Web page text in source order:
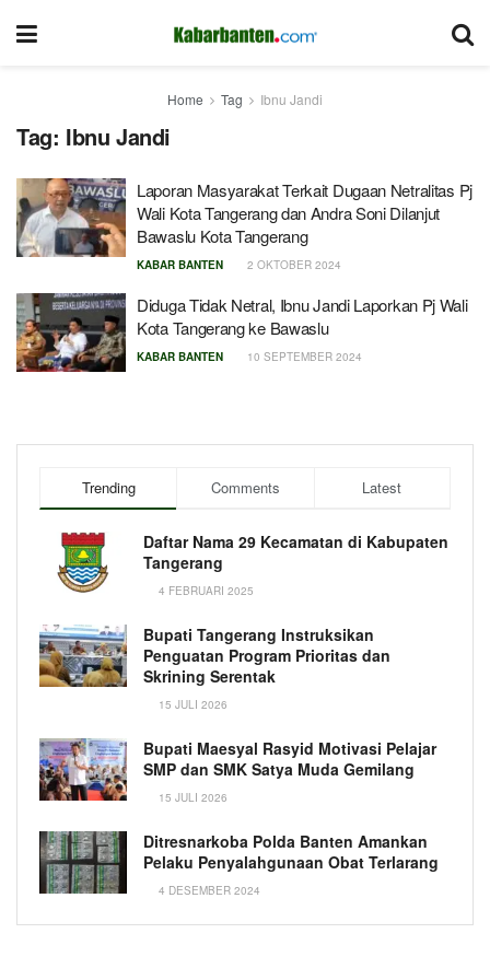
Home Tag Ibnu Jandi
Tag: Ibnu Jandi
Laporan Masyarakat Terkait Dugaan Netralitas Pj
Wali Kota Tangerang dan Andra Soni Dilanjut
Bawaslu Kota Tangerang
KABAR BANTEN 2 OKTOBER 2024
Diduga Tidak Netral, Ibnu Jandi Laporkan Pj Wali
Kota Tangerang ke Bawaslu
KABAR BANTEN 10 SEPTEMBER 2024
Trending Comments Latest
Daftar Nama 29 Kecamatan di Kabupaten
Tangerang
4 FEBRUARI 2025
Bupati Tangerang Instruksikan
Penguatan Program Prioritas dan
Skrining Serentak
15 JULI 2026
Bupati Maesyal Rasyid Motivasi Pelajar
SMP dan SMK Satya Muda Gemilang
15 JULI 2026
Ditresnarkoba Polda Banten Amankan
Pelaku Penyalahgunaan Obat Terlarang
4 DESEMBER 2024